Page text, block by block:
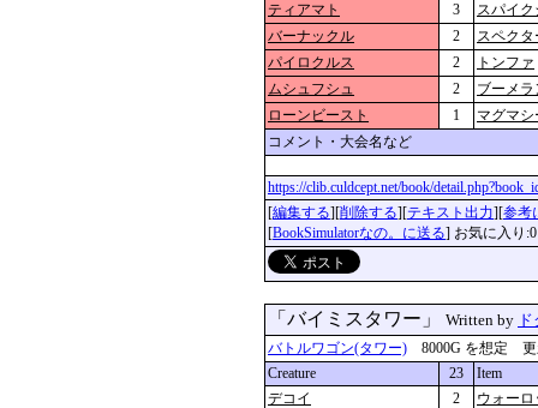
ティアマト
3
スパイ
バーナックル
2
スペク
パイロクルス
2
トンファ
ムシュフシュ
2
ブーメラ
ローンビースト
1
マグマ
コメント・大会名など
https://clib.culdcept.net/book/
[編集する][削除する][テキスト出力][参考
[BookSimulatorなの。に送る] お気に入り:0
「バイミスタワー」 Written by
バトルワゴン(タワー) 8000G を想定 更
Creature
23
Item
デコイ
2
ウォー